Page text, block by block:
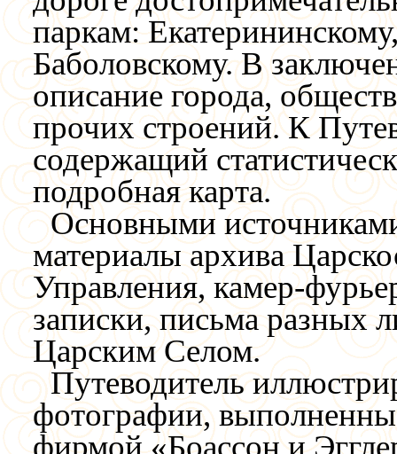
паркам:
Баболовскому. В
описание города,
прочих строений. К
содержащий
подробная карта.
Основными
материалы архива
Управления, камер-
записки, письма разных
Царским Селом.
Путеводитель
фотографии,
фирмой «Боассон и